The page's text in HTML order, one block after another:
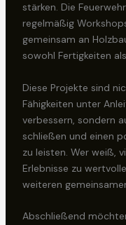
stärken. Die
regelmäßig
gemeinsam an
sowohl Fertigkeiten
Diese Projekte sind
Fähigkeiten unter
verbessern, sondern
schließen und einen
zu leisten. Wer weiß,
Erlebnisse zu
weiteren
Abschließend